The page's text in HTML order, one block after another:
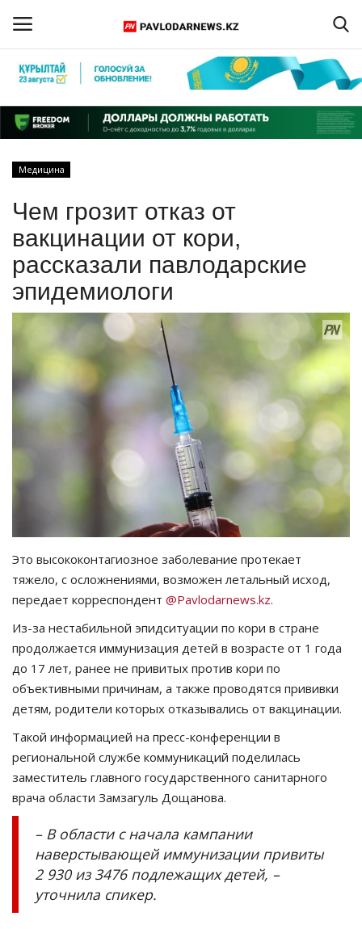
Регистрация
Главная
ПАВЛОДАРСКАЯ ОБЛАСТЬ
КАЗАХСТАН
МИР
СПЕЦПРОЕКТЫ
СПОРТ
Курултай
Язык
Қазақша Русский
Медицина
Чем грозит отказ от
вакцинации от кори,
рассказали павлодарские
эпидемиологи
Это высококонтагиозное заболевание протекает
тяжело, с осложнениями, возможен летальный исход,
передает корреспондент @Pavlodarnews.kz.
Из-за нестабильной эпидситуации по кори в стране
продолжается иммунизация детей в возрасте от 1 года
до 17 лет, ранее не привитых против кори по
объективными причинам, а также проводятся прививки
детям, родители которых отказывались от вакцинации.
Такой информацией на пресс-конференции в
региональной службе коммуникаций поделилась
заместитель главного государственного санитарного
врача области Замзагуль Дощанова.
– В области с начала кампании
наверстывающей иммунизации привиты
2 930 из 3476 подлежащих детей, –
уточнила спикер.